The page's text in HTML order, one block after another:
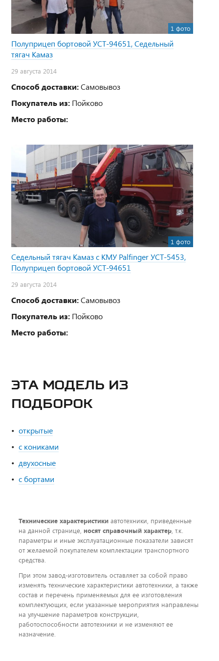
1 фото
Полуприцеп бортовой УСТ-94651, Седельный
тягач Камаз
29 августа 2014
Способ доставки:Самовывоз
Покупатель из: Пойково
Место работы:
1 фото
Седельный тягач Камаз с КМУ Palfinger УСТ-5453,
Полуприцеп бортовой УСТ-94651
29 августа 2014
Способ доставки:Самовывоз
Покупатель из: Пойково
Место работы:
ЭТА МОДЕЛЬ ИЗ
ПОДБОРОК
открытые
с кониками
двухосные
с бортами
Технические характеристики автотехники, приведенные
на данной странице, носят справочный характер, т.к.
параметры и иные эксплуатационные показатели зависят
от желаемой покупателем комплектации транспортного
средства.
При этом завод-изготовитель оставляет за собой право
изменять технические характеристики автотехники, а также
состав и перечень применяемых для ее изготовления
комплектующих, если указанные мероприятия направлены
на улучшение параметров конструкции,
работоспособности автотехники и не изменяют ее
назначение.